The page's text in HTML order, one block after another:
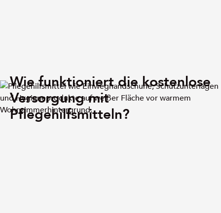
Wie funktioniert die kostenlose
Versorgung mit
Pflegehilfsmitteln?